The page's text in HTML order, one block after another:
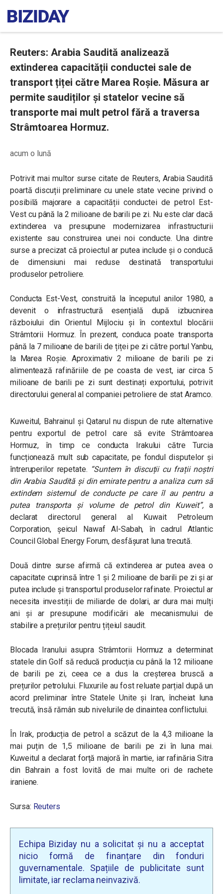
Reuters: Arabia Saudită analizează
extinderea capacității conductei sale de
transport țiței către Marea Roșie. Măsura ar
permite saudiților și statelor vecine să
transporte mai mult petrol fără a traversa
Strâmtoarea Hormuz.
acum o lună
Potrivit mai multor surse citate de Reuters, Arabia Saudită
poartă discuții preliminare cu unele state vecine privind o
posibilă majorare a capacității conductei de petrol Est-
Vest cu până la 2 milioane de barili pe zi. Nu este clar dacă
extinderea va presupune modernizarea infrastructurii
existente sau construirea unei noi conducte. Una dintre
surse a precizat că proiectul ar putea include și o conducă
de dimensiuni mai reduse destinată transportului
produselor petroliere.
Conducta Est-Vest, construită la începutul anilor 1980, a
devenit o infrastructură esențială după izbucnirea
războiului din Orientul Mijlociu și în contextul blocării
Strâmtorii Hormuz. În prezent, conduca poate transporta
până la 7 milioane de barili de țiței pe zi către portul Yanbu,
la Marea Roșie. Aproximativ 2 milioane de barili pe zi
alimentează rafinăriile de pe coasta de vest, iar circa 5
milioane de barili pe zi sunt destinați exportului, potrivit
directorului general al companiei petroliere de stat Aramco.
Kuweitul, Bahrainul și Qatarul nu dispun de rute alternative
pentru exportul de petrol care să evite Strâmtoarea
Hormuz, în timp ce conducta Irakului către Turcia
funcționează mult sub capacitate, pe fondul disputelor și
întreruperilor repetate. “Suntem în discuții cu frații noștri
din Arabia Saudită și din emirate pentru a analiza cum să
extindem sistemul de conducte pe care îl au pentru a
putea transporta și volume de petrol din Kuweit”,a
declarat directorul general al Kuwait Petroleum
Corporation, șeicul Nawaf Al-Sabah, în cadrul Atlantic
Council Global Energy Forum, desfășurat luna trecută.
Două dintre surse afirmă că extinderea ar putea avea o
capacitate cuprinsă între 1 și 2 milioane de barili pe zi și ar
putea include și transportul produselor rafinate. Proiectul ar
necesita investiții de miliarde de dolari, ar dura mai mulți
ani și ar presupune modificări ale mecanismului de
stabilire a prețurilor pentru țițeiul saudit.
Blocada Iranului asupra Strâmtorii Hormuz a determinat
statele din Golf să reducă producția cu până la 12 milioane
de barili pe zi, ceea ce a dus la creșterea bruscă a
prețurilor petrolului. Fluxurile au fost reluate parțial după un
acord preliminar între Statele Unite și Iran, încheiat luna
trecută, însă rămân sub nivelurile de dinaintea conflictului.
În Irak, producția de petrol a scăzut de la 4,3 milioane la
mai puțin de 1,5 milioane de barili pe zi în luna mai.
Kuweitul a declarat forță majoră în martie, iar rafinăria Sitra
din Bahrain a fost lovită de mai multe ori de rachete
iraniene.
Sursa: Reuters
Echipa Biziday nu a solicitat și nu a acceptat
nicio formă de finanțare din fonduri
guvernamentale. Spațiile de publicitate sunt
limitate, iar reclama neinvazivă.